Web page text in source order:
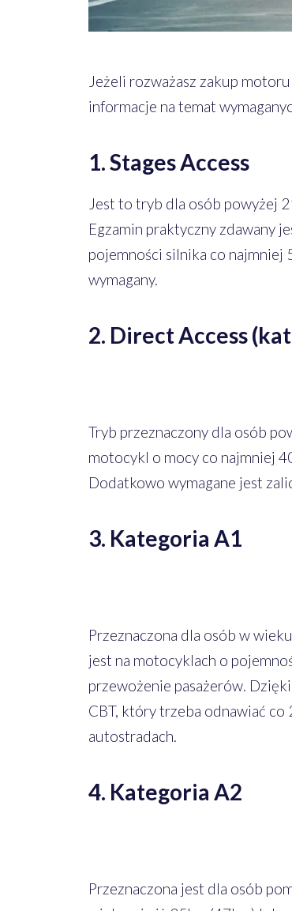
Jeżeli rozważasz zakup
informacje na temat
1. Stages Access
Jest to tryb dla osób powyżej
Egzamin praktyczny zdawany
pojemności silnika co najmniej
wymagany.
2. Direct Access
Tryb przeznaczony dla osób
motocykl o mocy co najmniej
Dodatkowo wymagane jest
3. Kategoria A1
Przeznaczona dla osób w
jest na motocyklach o
przewożenie pasażerów.
CBT, który trzeba odnawiać
autostradach.
4. Kategoria A2
Przeznaczona jest dla osób